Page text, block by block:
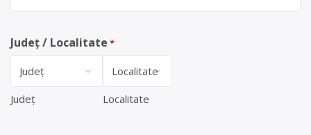
Județ / Localitate *
Județ Localitate